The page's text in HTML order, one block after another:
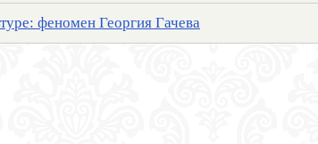
феномен Георгия Гачева